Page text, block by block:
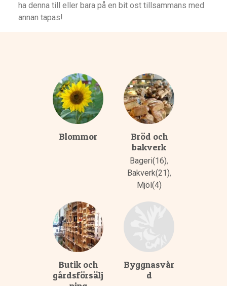
ha denna till eller bara på en bit ost tillsammans med
annan tapas!
Blommor
Bröd och
bakverk
Bageri(16),
Bakverk(21),
Mjöl(4)
Butik och
gårdsförsälj
Byggnasvår
d